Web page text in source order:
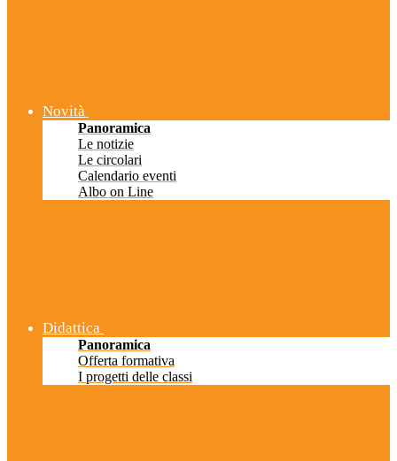
Novità
Panoramica
Le notizie
Le circolari
Calendario eventi
Albo on Line
Didattica
Panoramica
Offerta formativa
I progetti delle classi